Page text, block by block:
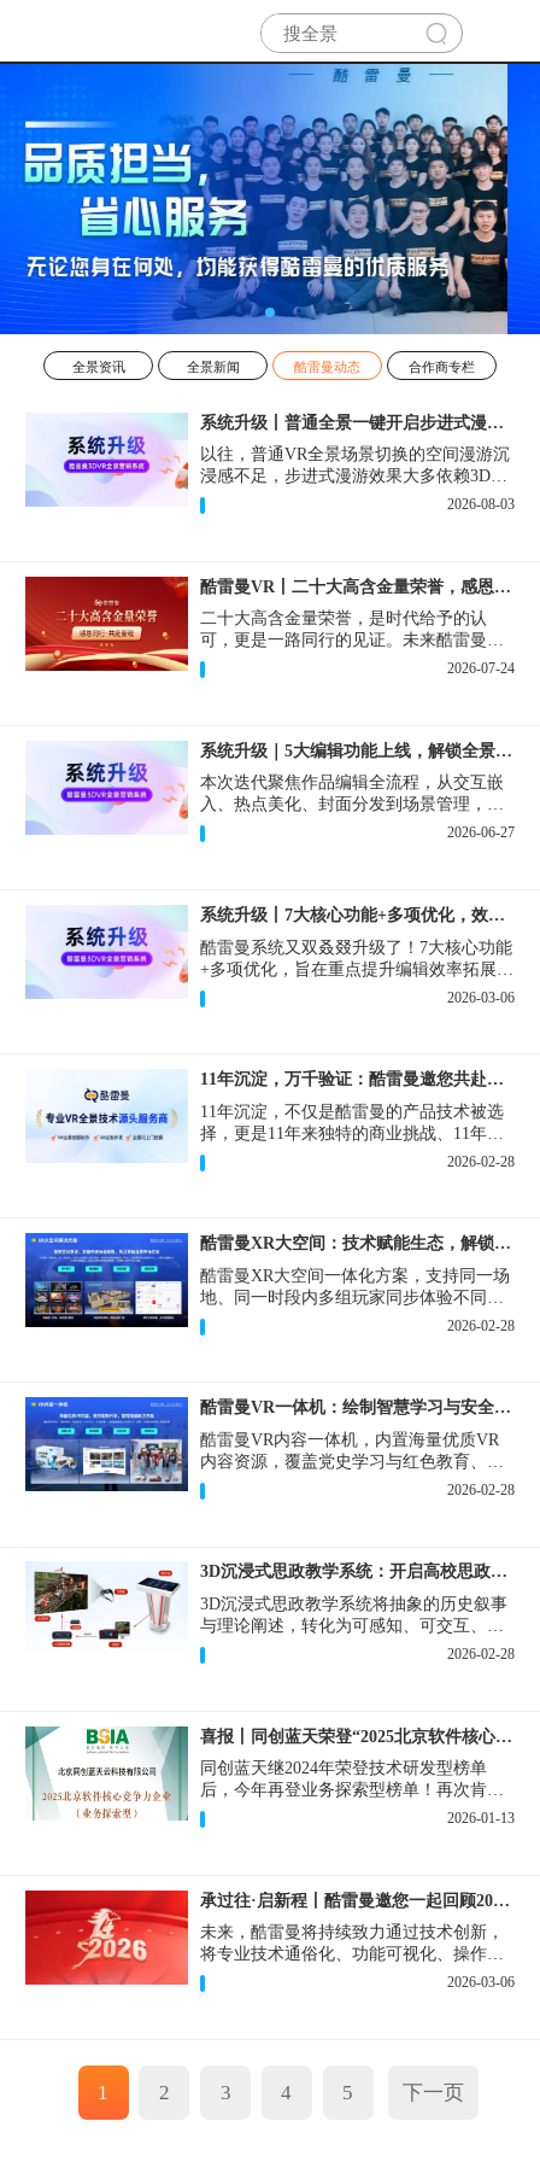
全景资讯 全景新闻 酷雷曼动态 合作商专栏
系统升级丨普通全景一键开启步进式漫游效果！
以往，普通VR全景场景切换的空间漫游沉
浸感不足，步进式漫游效果大多依赖3D扫
描设备和3D建模。现在，一键即可在普通
VR全景作品中实现步进式的漫游效果。
2026-08-03
酷雷曼VR丨二十大高含金量荣誉，感恩同行·共赴新程！
二十大高含金量荣誉，是时代给予的认
可，更是一路同行的见证。未来酷雷曼将
持续深耕VR+AI技术创新，用更完善的产
品和更优质的服务回报每一位合作伙伴，
2026-07-24
系统升级｜5大编辑功能上线，解锁全景制作新体验！
本次迭代聚焦作品编辑全流程，从交互嵌
入、热点美化、封面分发到场景管理，一
次性上线5项实用新功能，大幅缩短制作时
间、精细化把控视觉交互效果，创作自由
2026-06-27
系统升级丨7大核心功能+多项优化，效率飙升体验拉满
酷雷曼系统又双叒叕升级了！7大核心功能
+多项优化，旨在重点提升编辑效率拓展内
容编辑能力及优化操作体验为合作伙伴带
来更高效便捷的VR全景制作与营销体验！
2026-03-06
11年沉淀，万千验证：酷雷曼邀您共赴下一个10年
11年沉淀，不仅是酷雷曼的产品技术被选
择，更是11年来独特的商业挑战、11年来
真实的增长需求与一套3DVR技术解决方案
之间，持续互动、彼此塑造的生动过程。
2026-02-28
酷雷曼XR大空间：技术赋能生态，解锁空间无限可能
酷雷曼XR大空间一体化方案，支持同一场
地、同一时段内多组玩家同步体验不同XR
内容，突破场地限制，降低运营门槛，广
受青睐的XR大空间项目，抢赢年轻化消费
2026-02-28
酷雷曼VR一体机：绘制智慧学习与安全生产新蓝图
酷雷曼VR内容一体机，内置海量优质VR
内容资源，覆盖党史学习与红色教育、消
防科普、安全生产培训等核心应用场景，
支持定制开发，打造专属的解决方案。
2026-02-28
3D沉浸式思政教学系统：开启高校思政课智慧改革新篇章
3D沉浸式思政教学系统将抽象的历史叙事
与理论阐述，转化为可感知、可交互、可
共鸣的立体体验，重新定义思政课堂感知
维度。
2026-02-28
喜报丨同创蓝天荣登“2025北京软件核心竞争力企业”
同创蓝天继2024年荣登技术研发型榜单
后，今年再登业务探索型榜单！再次肯定
了酷雷曼在技术创新与业务场景融合方面
的持续投入。
2026-01-13
承过往·启新程丨酷雷曼邀您一起回顾2025年度记忆
未来，酷雷曼将持续致力通过技术创新，
将专业技术通俗化、功能可视化、操作简
单化，助力商企和个人抓住数字时代红
利。
2026-03-06
1 2 3 4 5 下一页